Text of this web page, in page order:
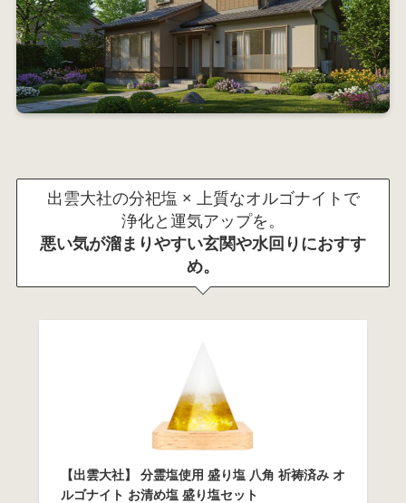
出雲大社の分祀塩 × 上質なオルゴナイトで
浄化と運気アップを。
悪い気が溜まりやすい玄関や水回りにおすす
め。
【出雲大社】 分霊塩使用 盛り塩 八角 祈祷済み オ
ルゴナイト お清め塩 盛り塩セット